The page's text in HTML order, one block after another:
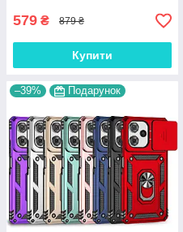
579 ₴ 879 ₴
Купити
–39% Подарунок